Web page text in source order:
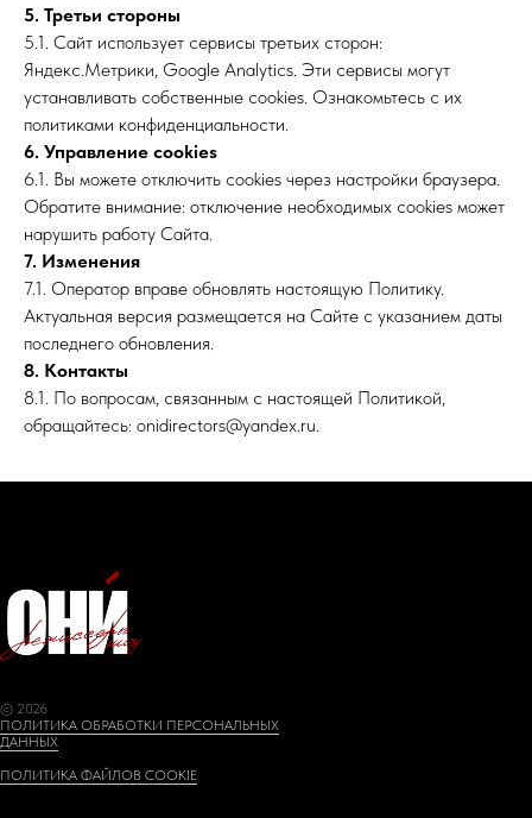
5. Третьи стороны
5.1. Сайт использует сервисы третьих сторон:
Яндекс.Метрики, Google Analytics. Эти сервисы могут
устанавливать собственные cookies. Ознакомьтесь с их
политиками конфиденциальности.
6. Управление cookies
6.1. Вы можете отключить cookies через настройки браузера.
Обратите внимание: отключение необходимых cookies может
нарушить работу Сайта.
7. Изменения
7.1. Оператор вправе обновлять настоящую Политику.
Актуальная версия размещается на Сайте с указанием даты
последнего обновления.
8. Контакты
8.1. По вопросам, связанным с настоящей Политикой,
обращайтесь: onidirectors@yandex.ru.
© 2026
ПОЛИТИКА ОБРАБОТКИ ПЕРСОНАЛЬНЫХ
ДАННЫХ
ПОЛИТИКА ФАЙЛОВ COOKIE